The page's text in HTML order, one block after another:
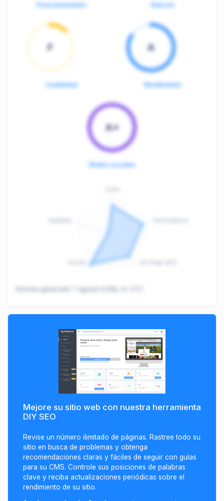
Posicionamiento Enlaces
F
Usabilidad
A
Rendimiento
A+
Redes sociales
: F
7 agosto 9:08a. m. UTC
Mejore su sitio web con nuestra herramienta
DIY SEO
Revise un número ilimitado de páginas. Rastree todo su
sitio en busca de problemas y obtenga
recomendaciones claras y fáciles de seguir con guías
para su CMS. Controle sus posiciones de palabras
clave y reciba actualizaciones periódicas sobre el
rendimiento de su sitio.